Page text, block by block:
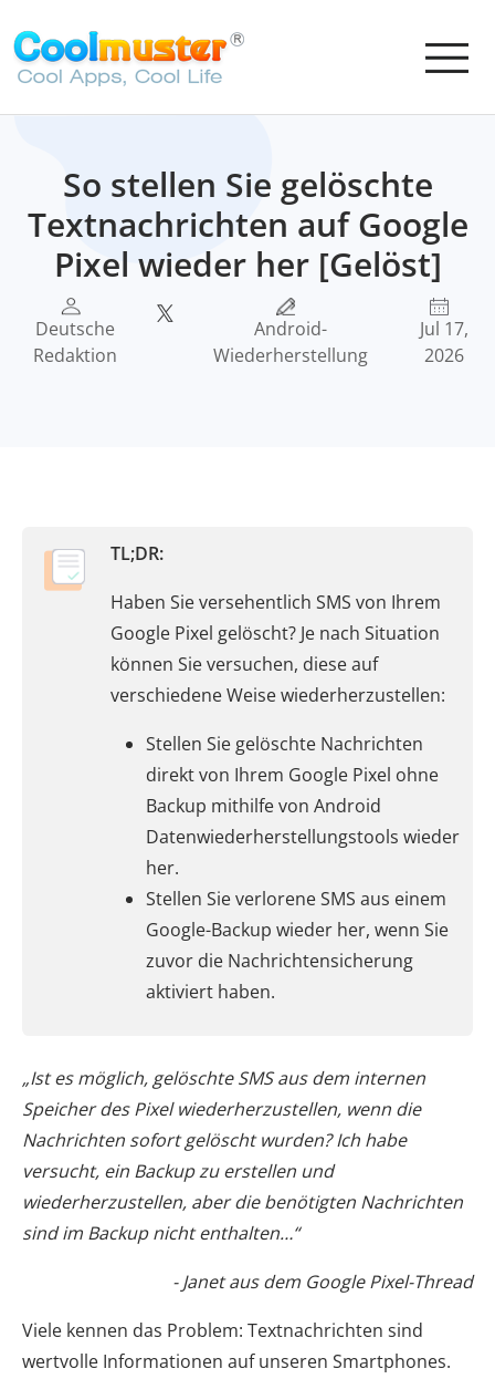
So stellen Sie gelöschte
Textnachrichten auf Google
Pixel wieder her [Gelöst]
Deutsche
Redaktion
Android-
Wiederherstellung
Jul 17,
2026
TL;DR:
Haben Sie versehentlich SMS von Ihrem
Google Pixel gelöscht? Je nach Situation
können Sie versuchen, diese auf
verschiedene Weise wiederherzustellen:
Stellen Sie gelöschte Nachrichten
direkt von Ihrem Google Pixel ohne
Backup mithilfe von Android
Datenwiederherstellungstools wieder
her.
Stellen Sie verlorene SMS aus einem
Google-Backup wieder her, wenn Sie
zuvor die Nachrichtensicherung
aktiviert haben.
„Ist es möglich, gelöschte SMS aus dem internen
Speicher des Pixel wiederherzustellen, wenn die
Nachrichten sofort gelöscht wurden? Ich habe
versucht, ein Backup zu erstellen und
wiederherzustellen, aber die benötigten Nachrichten
sind im Backup nicht enthalten…“
- Janet aus dem Google Pixel-Thread
Viele kennen das Problem: Textnachrichten sind
wertvolle Informationen auf unseren Smartphones.